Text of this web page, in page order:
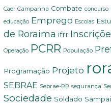
Caer Campanha Combate concurso
educação Emprego Escolas
de Roraima ifrr
Operação PCRR População
Programação Projeto
SEBRAE Sebrae-RR segurança
Sociedade Soldado